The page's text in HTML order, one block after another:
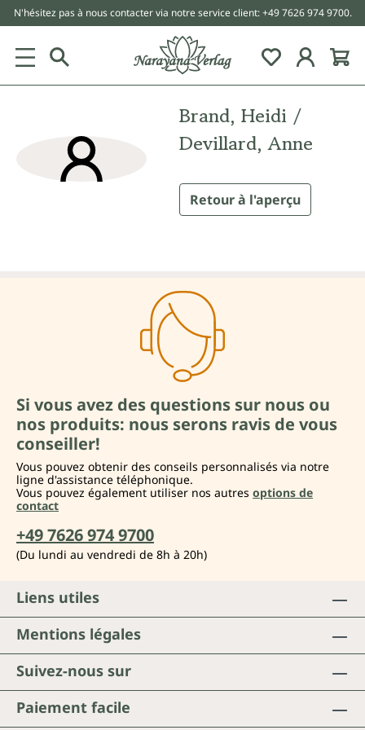
principal
N'hésitez pas à nous contacter via notre service client: +49 7626 974 9700.
Brand, Heidi /
Devillard, Anne
Retour à l'aperçu
Si vous avez des questions sur nous ou
nos produits: nous serons ravis de vous
conseiller!
Vous pouvez obtenir des conseils personnalisés via notre
ligne d'assistance téléphonique.
Vous pouvez également utiliser nos autres options de
contact
+49 7626 974 9700
(Du lundi au vendredi de 8h à 20h)
Suivez-nous sur
Paiement facile
Liens utiles
Mentions légales